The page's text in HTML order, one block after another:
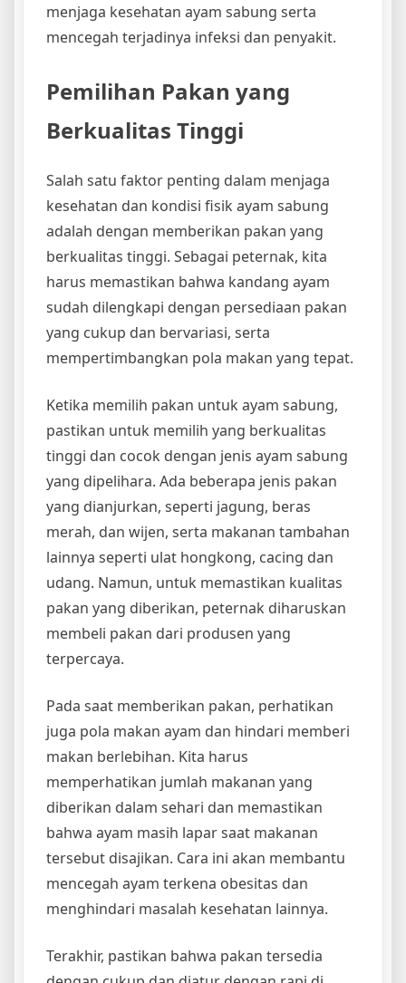
menjaga kesehatan ayam sabung serta
mencegah terjadinya infeksi dan penyakit.
Pemilihan Pakan yang
Berkualitas Tinggi
Salah satu faktor penting dalam menjaga
kesehatan dan kondisi fisik ayam sabung
adalah dengan memberikan pakan yang
berkualitas tinggi. Sebagai peternak, kita
harus memastikan bahwa kandang ayam
sudah dilengkapi dengan persediaan pakan
yang cukup dan bervariasi, serta
mempertimbangkan pola makan yang tepat.
Ketika memilih pakan untuk ayam sabung,
pastikan untuk memilih yang berkualitas
tinggi dan cocok dengan jenis ayam sabung
yang dipelihara. Ada beberapa jenis pakan
yang dianjurkan, seperti jagung, beras
merah, dan wijen, serta makanan tambahan
lainnya seperti ulat hongkong, cacing dan
udang. Namun, untuk memastikan kualitas
pakan yang diberikan, peternak diharuskan
membeli pakan dari produsen yang
terpercaya.
Pada saat memberikan pakan, perhatikan
juga pola makan ayam dan hindari memberi
makan berlebihan. Kita harus
memperhatikan jumlah makanan yang
diberikan dalam sehari dan memastikan
bahwa ayam masih lapar saat makanan
tersebut disajikan. Cara ini akan membantu
mencegah ayam terkena obesitas dan
menghindari masalah kesehatan lainnya.
Terakhir, pastikan bahwa pakan tersedia